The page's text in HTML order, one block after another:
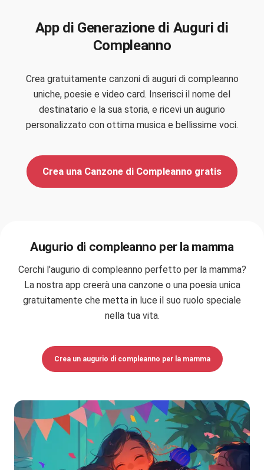
App di Generazione di Auguri di
Compleanno
Crea gratuitamente canzoni di auguri di compleanno
uniche, poesie e video card. Inserisci il nome del
destinatario e la sua storia, e ricevi un augurio
personalizzato con ottima musica e bellissime voci.
Crea una Canzone di Compleanno gratis
Augurio di compleanno per la mamma
Cerchi l'augurio di compleanno perfetto per la mamma?
La nostra app creerà una canzone o una poesia unica
gratuitamente che metta in luce il suo ruolo speciale
nella tua vita.
Crea un augurio di compleanno per la mamma